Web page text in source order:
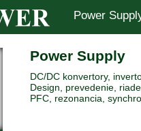
Power
Power Supply
DC/DC konvertory,
Design, prevedenie,
PFC, rezonancia,